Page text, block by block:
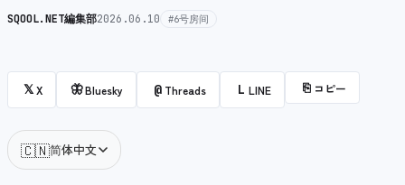
SQOOL.NET編集部2026.06.10 #6号房间
𝕏X 🦋Bluesky @ Threads L LINE ⎘ コピー
🇨🇳简体中文